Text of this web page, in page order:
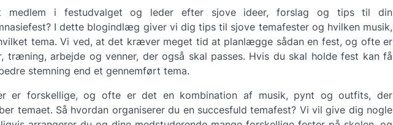
i festudvalget og leder efter sjove ideer, forslag og tips til din
I dette blogindlæg giver vi dig tips til sjove temafester og hvilken musik,
tema. Vi ved, at det kræver meget tid at planlægge sådan en fest, og ofte er
træning, arbejde og venner, der også skal passes. Hvis du skal holde fest kan få
stemning end et gennemført tema.
er forskellige, og ofte er det en kombination af musik, pynt og outfits, der
temaet. Så hvordan organiserer du en succesfuld temafest? Vi vil give dig nogle